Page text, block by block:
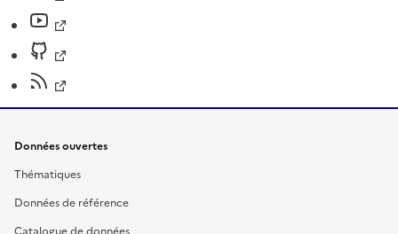
Données ouvertes
Thématiques
Données de référence